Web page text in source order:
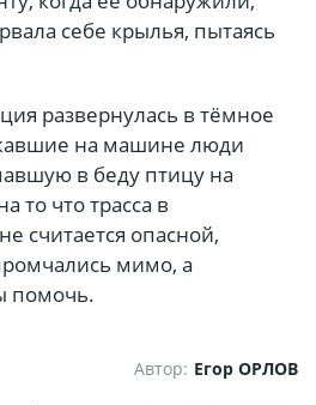
себе крылья, пытаясь
развернулась в тёмное
на машине люди
в беду птицу на
то что трасса в
считается опасной,
мимо, а
помочь.
Автор: Егор ОРЛОВ